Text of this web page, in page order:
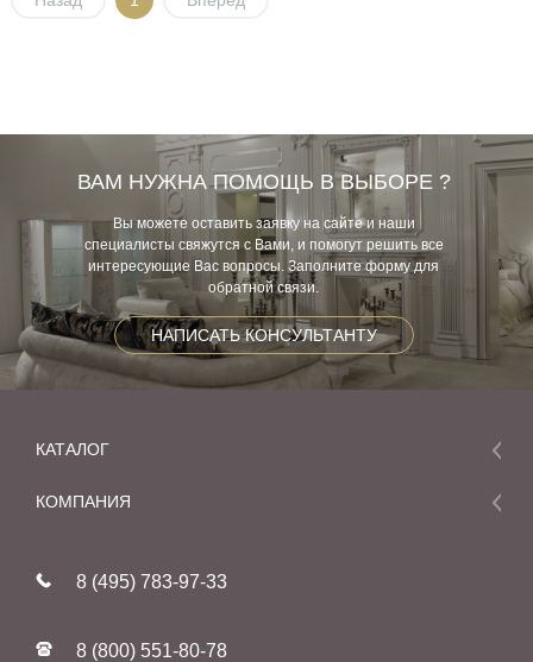
ВАМ НУЖНА ПОМОЩЬ В ВЫБОРЕ ?
Вы можете оставить заявку на сайте и наши
специалисты свяжутся с Вами, и помогут решить все
интересующие Вас вопросы. Заполните форму для
обратной связи.
НАПИСАТЬ КОНСУЛЬТАНТУ
КАТАЛОГ
Мебель
Новинки
Фабрики
КОМПАНИЯ
Реставрация
8 (495) 783-97-33
8 (800) 551-80-78